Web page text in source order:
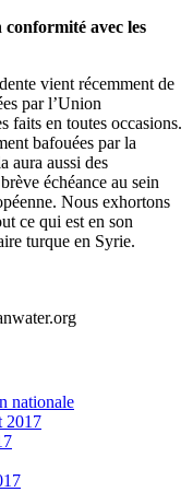
avec les
vient récemment de
par l’Union
faits en toutes occasions.
bafouées par la
aura aussi des
échéance au sein
Nous exhortons
ce qui est en son
turque en Syrie.
nationale
2017